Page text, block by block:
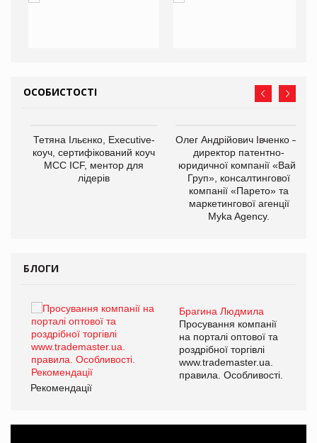
ОСОБИСТОСТІ
Тетяна Ільєнко, Executive-
коуч, сертифікований коуч
МСС ICF, ментор для
лідерів
Олег Андрійович Івченко —
директор патентно-
юридичної компанії «Вайз
Груп», консалтингової
компанії «Парето» та
маркетингової агенції
Myka Agency.
БЛОГИ
Брагина Людмила
Просування компанії
на порталі оптової та
роздрібної торгівлі
www.trademaster.ua.
правила. Особливості.
Рекомендації